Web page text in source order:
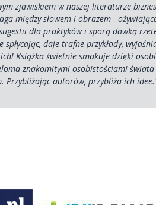
zjawiskiem w naszej literaturze
między słowem i obrazem -
dla praktyków i sporą dawką
spłycając, daje trafne przykłady,
Książka świetnie smakuje dzięki
znakomitymi osobistościami świata
Przybliżając autorów, przybliża ich